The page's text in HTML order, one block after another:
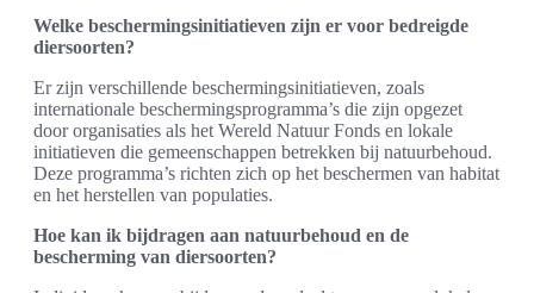
Welke beschermingsinitiatieven zijn er voor bedreigde
diersoorten?
Er zijn verschillende beschermingsinitiatieven, zoals
internationale beschermingsprogramma’s die zijn opgezet
door organisaties als het Wereld Natuur Fonds en lokale
initiatieven die gemeenschappen betrekken bij natuurbehoud.
Deze programma’s richten zich op het beschermen van habitat
en het herstellen van populaties.
Hoe kan ik bijdragen aan natuurbehoud en de
bescherming van diersoorten?